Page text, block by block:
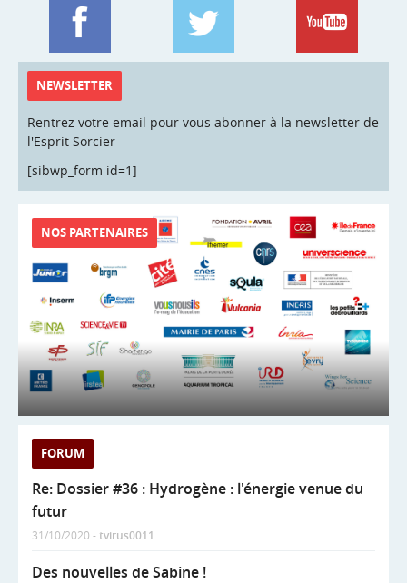
NEWSLETTER
Rentrez votre email pour vous abonner à la newsletter de
l'Esprit Sorcier
[sibwp_form id=1]
NOS PARTENAIRES
FORUM
Re: Dossier #36 : Hydrogène : l'énergie venue du
futur
31/10/2020 - tvirus0011
Des nouvelles de Sabine !